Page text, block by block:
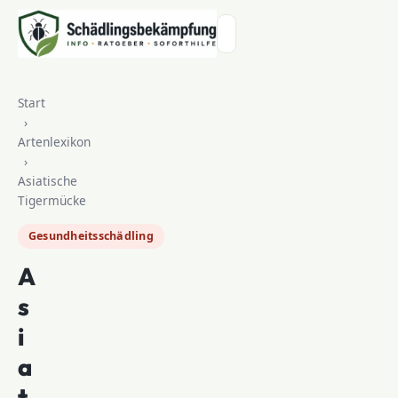
Zum Inhalt springen
Start
›
Artenlexikon
›
Asiatische
Tigermücke
Gesundheitsschädling
A
s
i
a